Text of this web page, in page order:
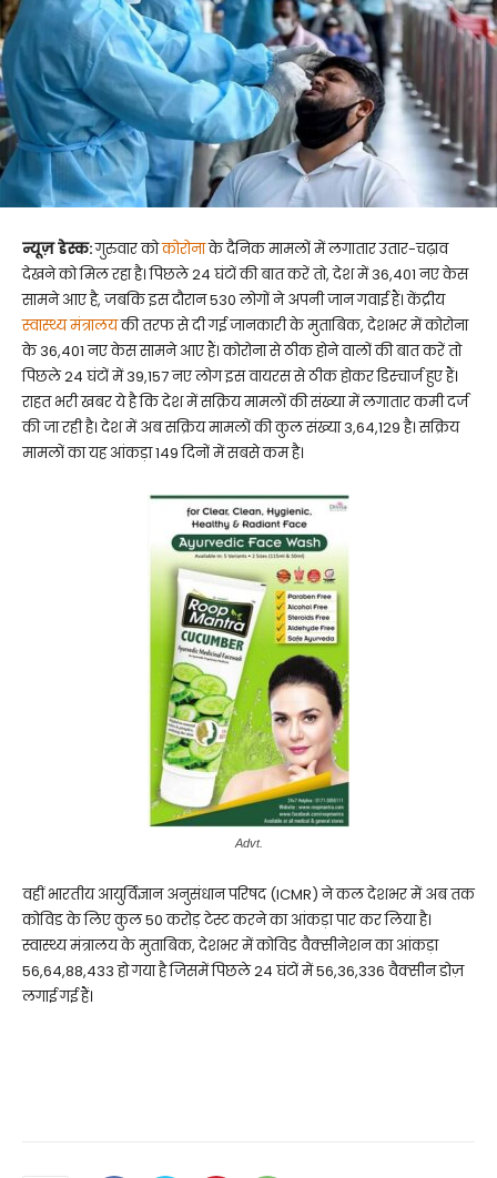
न्यूज़ डेस्क:गुरुवार कोकोरोनाके दैनिक मामलों में लगातार उतार-चढ़ाव
देखने को मिल रहा है। पिछले 24 घंटों की बात करें तो, देश में 36,401 नए केस
सामने आए है, जबकि इस दौरान 530 लोगों ने अपनी जान गवाई हैं। केंद्रीय
स्वास्थ्य मंत्रालयकी तरफ से दी गई जानकारी के मुताबिक, देशभर में कोरोना
के 36,401 नए केस सामने आए हैं। कोरोना से ठीक होने वालों की बात करें तो
पिछले 24 घंटों में 39,157 नए लोग इस वायरस से ठीक होकर डिस्चार्ज हुए हैं।
राहत भरी खबर ये है कि देश में सक्रिय मामलों की संख्या में लगातार कमी दर्ज
की जा रही है। देश में अब सक्रिय मामलों की कुल संख्या 3,64,129 है। सक्रिय
मामलों का यह आंकड़ा 149 दिनों में सबसे कम है।
Advt.
वहीं भारतीय आयुर्विज्ञान अनुसंधान परिषद (ICMR) ने कल देशभर में अब तक
कोविड के लिए कुल 50 करोड़ टेस्ट करने का आंकड़ा पार कर लिया है।
स्वास्थ्य मंत्रालय के मुताबिक, देशभर में कोविड वैक्सीनेशन का आंकड़ा
56,64,88,433 हो गया है जिसमें पिछले 24 घंटों में 56,36,336 वैक्सीन डोज़
लगाई गई हैं।